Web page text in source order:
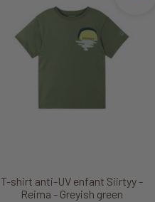
T-shirt respirant garçon -
Columbia - Mount Echo -...
T-shirt anti-UV enfant Siirtyy -
Reima - Greyish green